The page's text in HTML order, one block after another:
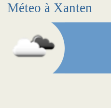
Méteo à Xanten